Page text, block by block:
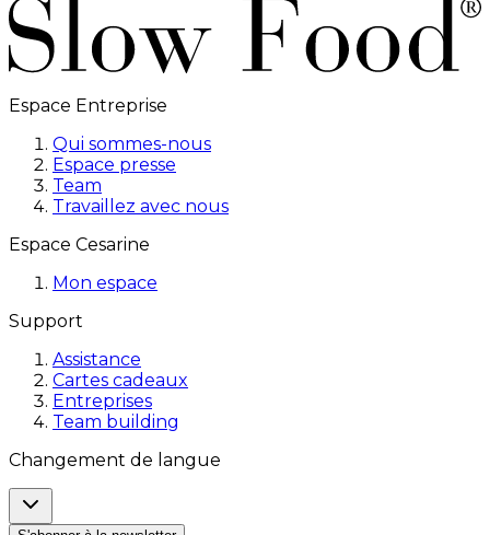
Espace Entreprise
Qui sommes-nous
Espace presse
Team
Travaillez avec nous
Espace Cesarine
Mon espace
Support
Assistance
Cartes cadeaux
Entreprises
Team building
Changement de langue